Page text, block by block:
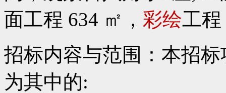
面工程 634 ㎡， 彩绘工程
招标内容与范围：本招
为其中的: